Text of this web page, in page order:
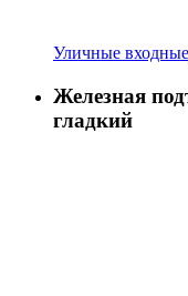
Уличные
Железная
гладкий